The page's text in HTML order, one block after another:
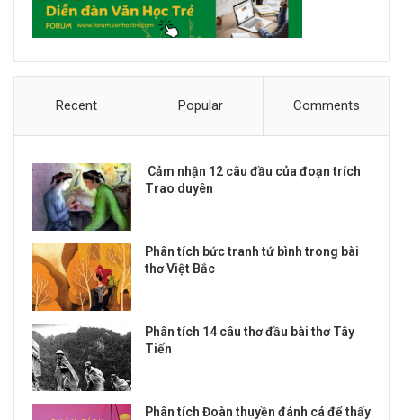
Recent Popular Comments
Cảm nhận 12 câu đầu của đoạn trích
Trao duyên
Phân tích bức tranh tứ bình trong bài
thơ Việt Bắc
Phân tích 14 câu thơ đầu bài thơ Tây
Tiến
Phân tích Đoàn thuyền đánh cá để thấy